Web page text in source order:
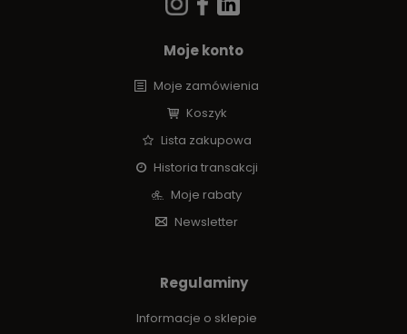
Moje konto
Moje zamówienia
Koszyk
Lista zakupowa
Historia transakcji
Moje rabaty
Newsletter
Regulaminy
Informacje o sklepie